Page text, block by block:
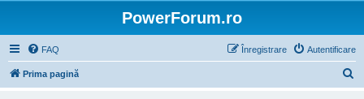
PowerForum.ro
FAQ Autentificare
Înregistrare
Prima pagină